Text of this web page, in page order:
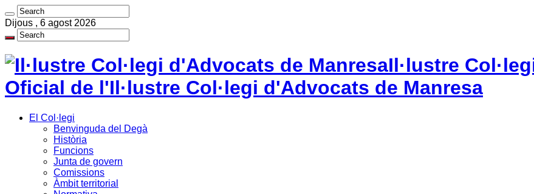
Dijous , 6 agost 2026
Il·lustre
Oficial de l'Il·lustre Col·legi d'Advocats de Manresa
El Col·legi
Benvinguda del Degà
Història
Funcions
Junta de govern
Comissions
Àmbit territorial